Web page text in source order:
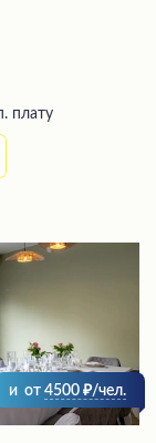
плату
и от 4500 /чел.